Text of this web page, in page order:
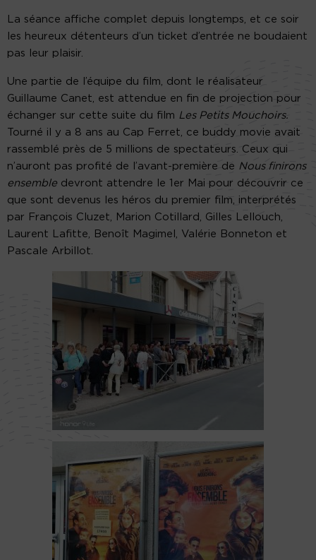
La séance affiche complet depuis longtemps, et ce soir
les heureux détenteurs d’un ticket d’entrée ne boudaient
pas leur plaisir.
Une partie de l’équipe du film, dont le réalisateur
Guillaume Canet, est attendue en fin de projection pour
échanger sur cette suite du film Les Petits Mouchoirs.
Tourné il y a 8 ans au Cap Ferret, ce buddy movie avait
rassemblé près de 5 millions de spectateurs. Ceux qui
n’auront pas profité de l’avant-première de Nous finirons
ensemble devront attendre le 1er Mai pour découvrir ce
que sont devenus les héros du premier film, interprétés
par François Cluzet, Marion Cotillard, Gilles Lellouch,
Laurent Lafitte, Benoît Magimel, Valérie Bonneton et
Pascale Arbillot.